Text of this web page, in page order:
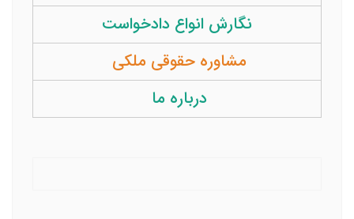
نگارش انواع دادخواست
مشاوره حقوقی ملکی
درباره ما